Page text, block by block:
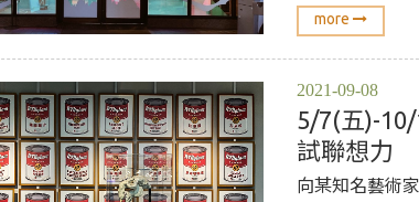
more
2021-09-08
5/7(五)-
試聯想力
向某知名藝術